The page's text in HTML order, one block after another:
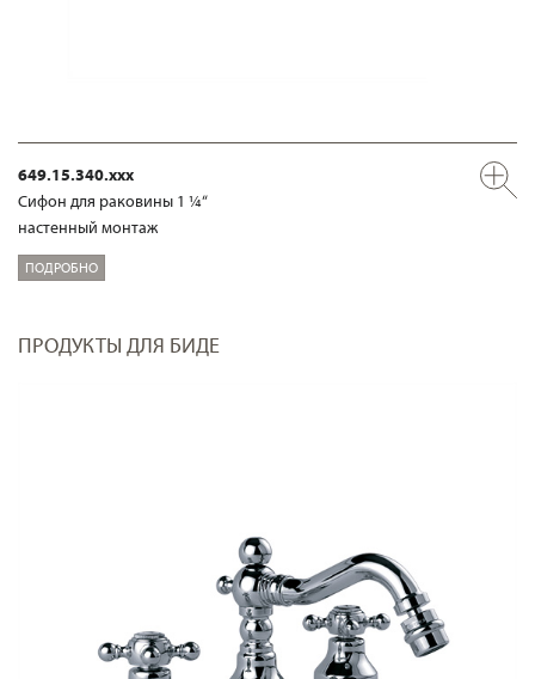
649.15.340.xxx
Сифон для раковины 1 ¼“
настенный монтаж
ПОДРОБНО
ПРОДУКТЫ ДЛЯ БИДЕ